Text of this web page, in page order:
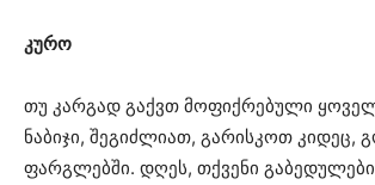
კურო
თუ კარგად გაქვთ მოფიქრებული
ნაბიჯი, შეგიძლიათ, გარისკოთ კიდეც,
ფარგლებში. დღეს, თქვენი